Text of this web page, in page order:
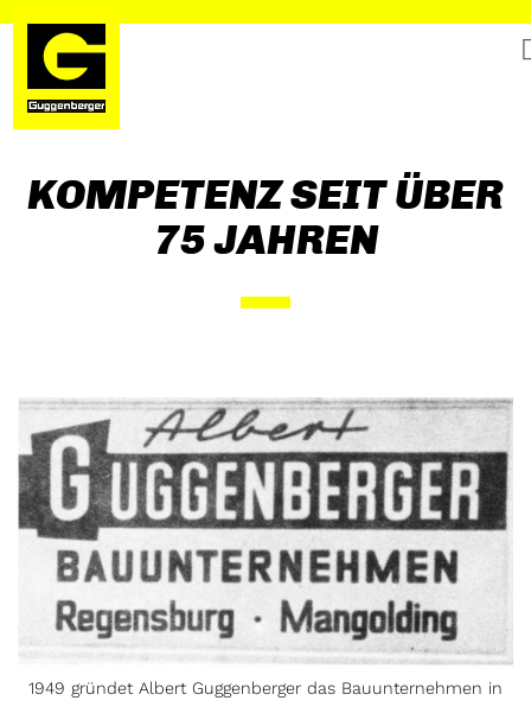
KOMPETENZ SEIT ÜBER
75 JAHREN
1949 gründet Albert Guggenberger das Bauunternehmen in